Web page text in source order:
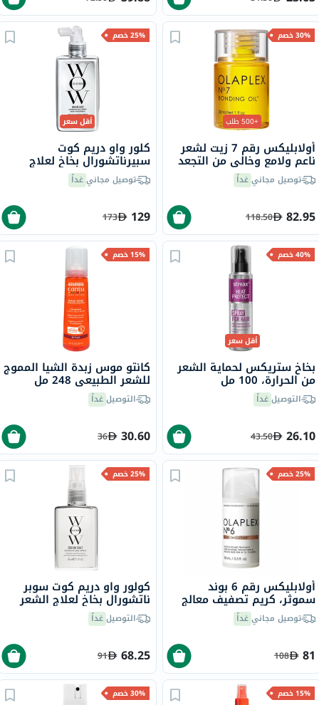
30% خصم
+500 طلب
أولابليكس رقم 7 زيت لشعر
ناعم ولامع وخالي من التجعد
30 ملتوصيل مجانيغداً
82.95
118.50
25% خصم
أقل سعر
كلور واو دريم كوت
سبيرناتشورال بخاخ لعلاج
تجعد الشعر، 200 مل
توصيل مجانيغداً
129
173
40% خصم
أقل سعر
بخاخ ستريكس لحماية الشعر
من الحرارة، 100 مل
التوصيلغداً
26.10
43.50
15% خصم
كانتو موس زبدة الشيا المموج
للشعر الطبيعي 248 مل
التوصيلغداً
30.60
36
25% خصم
أولابليكس رقم 6 بوند
سموثر، كريم تصفيف معالج
للشعر، يُترك على الشعر، 100
ملتوصيل مجانيغداً
81
108
25% خصم
كولور واو دريم كوت سوبر
ناتشورال بخاخ لعلاج الشعر
ومضاد التجعد 50 مل
التوصيلغداً
68.25
91
15% خصم 30% خصم